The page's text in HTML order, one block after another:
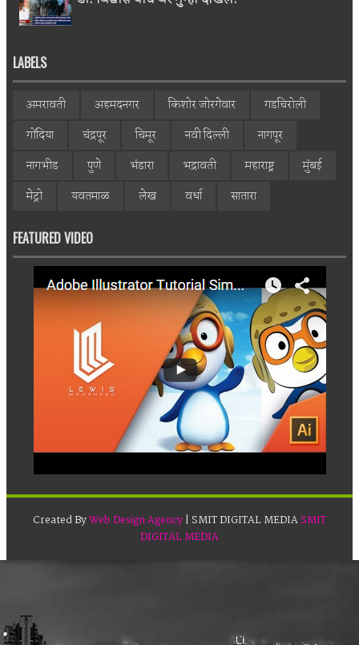
LABELS
अमरावती अहमदनगर किशोर जोरगेवार
गडचिरोली
गोंदिया
चंद्रपूर चिमूर नवी दिल्ली
नागपूर
नागभीड
पुणे भंडारा भद्रावती महाराष्ट्र
मुंबई
मेट्रो
यवतमाळ लेख वर्धा सातारा
FEATURED VIDEO
Created ByWeb Design Agency| SMIT DIGITAL MEDIASMIT
DIGITAL MEDIA